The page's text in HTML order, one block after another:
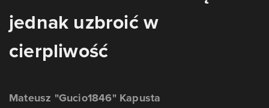
jednak uzbroić w
cierpliwość
Mateusz "Gucio1846" Kapusta